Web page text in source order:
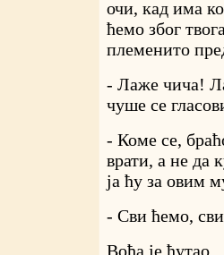
очи, кад има
ћемо због
племенито
- Лаже чича!
чуше се
- Коме се,
врати, а не да
ја ћу за овим
- Сви ћемо,
Вођа је ћутао.